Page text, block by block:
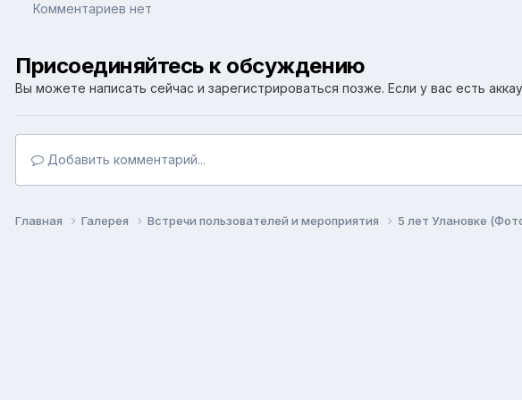
Комментариев нет
Присоединяйтесь к обсуждению
Вы можете написать сейчас и зарегистрироваться позже. Если у вас есть
Добавить комментарий...
Главная Галерея Встречи пользователей и мероприятия 5 лет Улановке